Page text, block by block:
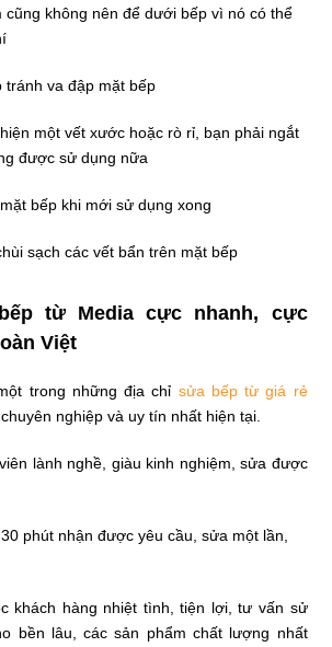
cũng không nên để dưới bếp vì nó có thể
tránh va đập mặt bếp
một vết xước hoặc rò rỉ, bạn phải ngắt
được sử dụng nữa
bếp khi mới sử dụng xong
sạch các vết bẩn trên mặt bếp
từ Media cực nhanh, cực
Việt
trong những địa chỉ sửa bếp từ giá rẻ
nghiệp và uy tín nhất hiện tại.
lành nghề, giàu kinh nghiệm, sửa được
phút nhận được yêu cầu, sửa một lần,
khách hàng nhiệt tình, tiện lợi, tư vấn sử
bền lâu, các sản phẩm chất lượng nhất